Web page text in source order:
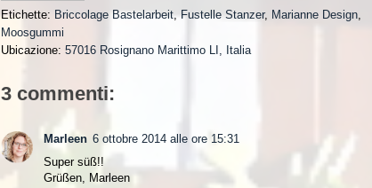
Etichette: Briccolage Bastelarbeit,Fustelle Stanzer, Marianne Design,
Moosgummi
Ubicazione: 57016 Rosignano Marittimo LI, Italia
3 commenti:
Marleen 6 ottobre 2014 alle ore 15:31
Super süß!!
Grüßen, Marleen